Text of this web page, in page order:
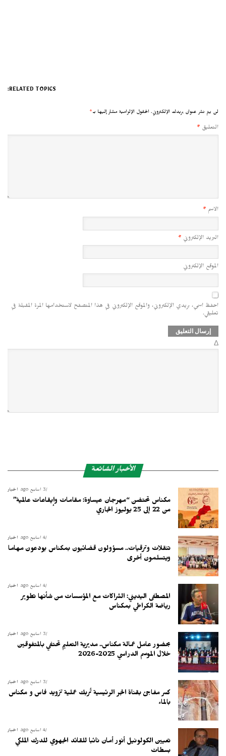
RELATED TOPICS:
لن يتم نشر عنوان بريدك الإلكتروني. الحقول الإلزامية مشار إليها بـ*
التعليق *
الاسم *
البريد الإلكتروني *
الموقع الإلكتروني
احفظ اسمي، بريدي الإلكتروني، والموقع الإلكتروني في هذا المتصفح لاستخدامها المرة المقبلة في
تعليقي.
Δ
الأخبار الشائعة
أخبار 3 أسابيع ago
مكناس تحتضن “مهرجان عيساوة: مقامات وإيقاعات عالمية”
من 22 إلى 25 يوليوز الجاري
أخبار 4 أسابيع ago
تنقلات وترقيات.. مسؤولون قضائيون بمكناس يودعون مهاما
ويتسلمون أخرى
أخبار 4 أسابيع ago
المصطفى اليديني: الشراكات مع المؤسسات من شأنها تطوير
رياضة الكراطي بمكناس
أخبار 3 أسابيع ago
بحضور عامل عمالة مكناس.. مديرية التعليم تحتفي بالمتفوقين
خلال الموسم الدراسي 2025-2026
أخبار 3 أسابيع ago
كسر مفاجئ بقناة الجر الرئيسية تُربك عملية تزويد فاس و مكناس
بالماء
أخبار 4 أسابيع ago
تعيين الكولونيل أنور أمان نائبا للقائد الجهوي للدرك الملكي
بسطات